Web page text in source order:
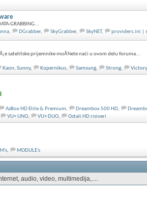
GRABBING...
, DGrabber, SkyGrabber, SkyNET, providers.ini |
satelitske prijemnike moÅ¾ete naći u ovom delu foruma...
Kaon, Sunny, Kopernikus, Samsung, Strong, Victory
AzBox HD Elite & Premium, Dreambox 500 HD,
VU+ UNO, VU+ DUO, Ostali HD risiveri
, MODULE's
audio, video, multimedija,....